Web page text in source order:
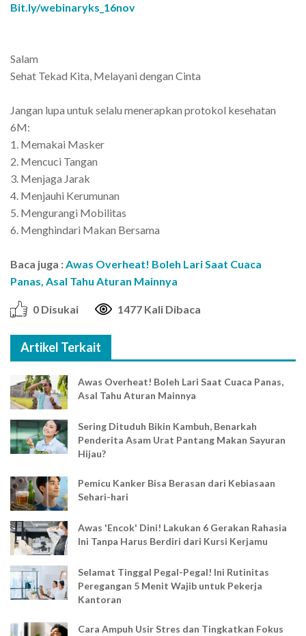
Bit.ly/webinaryks_16nov
Salam
Sehat Tekad Kita, Melayani dengan Cinta
Jangan lupa untuk selalu menerapkan protokol kesehatan
6M:
1. Memakai Masker
2. Mencuci Tangan
3. Menjaga Jarak
4. Menjauhi Kerumunan
5. Mengurangi Mobilitas
6. Menghindari Makan Bersama
Baca juga :Awas Overheat! Boleh Lari Saat Cuaca
Panas, Asal Tahu Aturan Mainnya
0 Disukai 1477 Kali Dibaca
Artikel Terkait
Awas Overheat! Boleh Lari Saat Cuaca Panas,
Asal Tahu Aturan Mainnya
Sering Dituduh Bikin Kambuh, Benarkah
Penderita Asam Urat Pantang Makan Sayuran
Hijau?
Pemicu Kanker Bisa Berasan dari Kebiasaan
Sehari-hari
Awas 'Encok' Dini! Lakukan 6 Gerakan Rahasia
Ini Tanpa Harus Berdiri dari Kursi Kerjamu
Selamat Tinggal Pegal-Pegal! Ini Rutinitas
Peregangan 5 Menit Wajib untuk Pekerja
Kantoran
Cara Ampuh Usir Stres dan Tingkatkan Fokus